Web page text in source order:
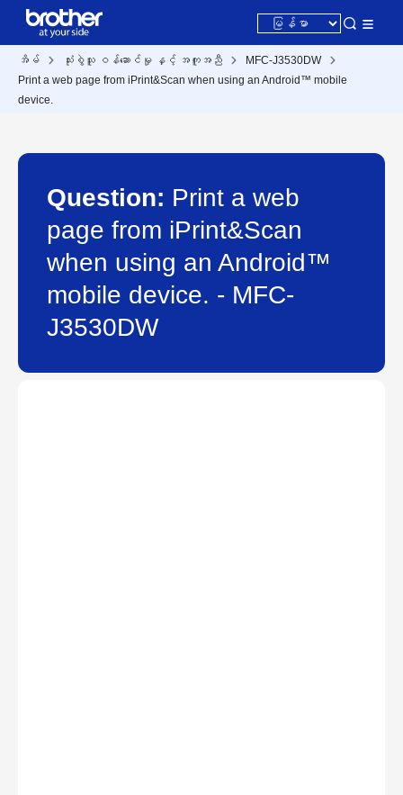
အိမ် သုံးစွဲသူ ဝန်ဆောင်မှု နှင့် အကူအညီ
MFC-J3530DW
Print a web page from iPrint&Scan when using an Android™ mobile
device.
Question: Print a web
page from iPrint&Scan
when using an Android™
mobile device. - MFC-
J3530DW